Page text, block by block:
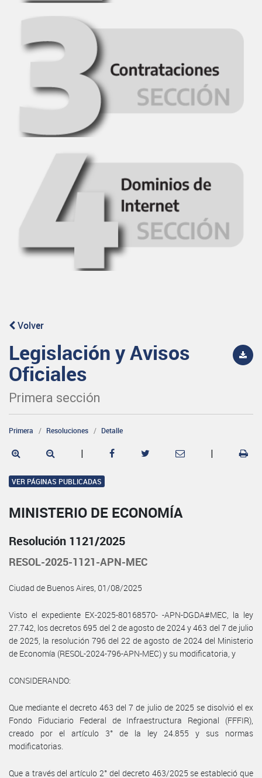
Volver
Legislación y Avisos
Oficiales
Primera sección
Primera Resoluciones Detalle
| |
VER PÁGINAS PUBLICADAS
MINISTERIO DE ECONOMÍA
Resolución 1121/2025
RESOL-2025-1121-APN-MEC
Ciudad de Buenos Aires, 01/08/2025
Visto el expediente EX-2025-80168570- -APN-DGDA#MEC, la ley
27.742, los decretos 695 del 2 de agosto de 2024 y 463 del 7 de julio
de 2025, la resolución 796 del 22 de agosto de 2024 del Ministerio
de Economía (RESOL-2024-796-APN-MEC) y su modificatoria, y
CONSIDERANDO:
Que mediante el decreto 463 del 7 de julio de 2025 se disolvió el ex
Fondo Fiduciario Federal de Infraestructura Regional (FFFIR),
creado por el artículo 3° de la ley 24.855 y sus normas
modificatorias.
Que a través del artículo 2° del decreto 463/2025 se estableció que